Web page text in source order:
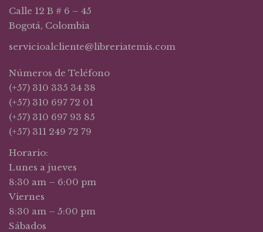
Calle 12 B # 6 – 45
Bogotá, Colombia
servicioalcliente@libreriatemis.com
Números de Teléfono
(+57) 310 335 34 38
(+57) 310 697 72 01
(+57) 310 697 93 85
(+57) 311 249 72 79
Horario:
Lunes a jueves
8:30 am – 6:00 pm
Viernes
8:30 am – 5:00 pm
Sábados